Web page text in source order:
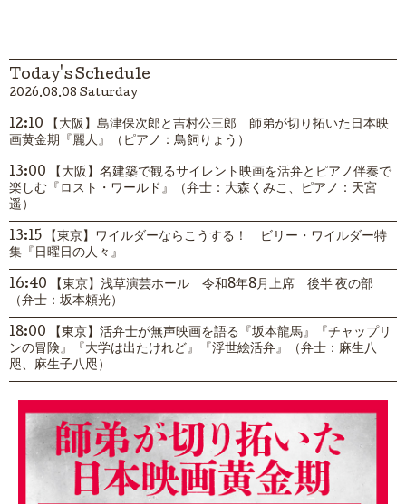
Today's Schedule
2026.08.08 Saturday
12:10 【大阪】島津保次郎と吉村公三郎 師弟が切り拓いた日本映
画黄金期『麗人』（ピアノ：鳥飼りょう）
13:00 【大阪】名建築で観るサイレント映画を活弁とピアノ伴奏で
楽しむ『ロスト・ワールド』（弁士：大森くみこ、ピアノ：天宮
遥）
13:15 【東京】ワイルダーならこうする！ ビリー・ワイルダー特
集『日曜日の人々』
16:40 【東京】浅草演芸ホール 令和8年8月上席 後半 夜の部
（弁士：坂本頼光）
18:00 【東京】活弁士が無声映画を語る『坂本龍馬』『チャップリ
ンの冒険』『大学は出たけれど』『浮世絵活弁』（弁士：麻生八
咫、麻生子八咫）